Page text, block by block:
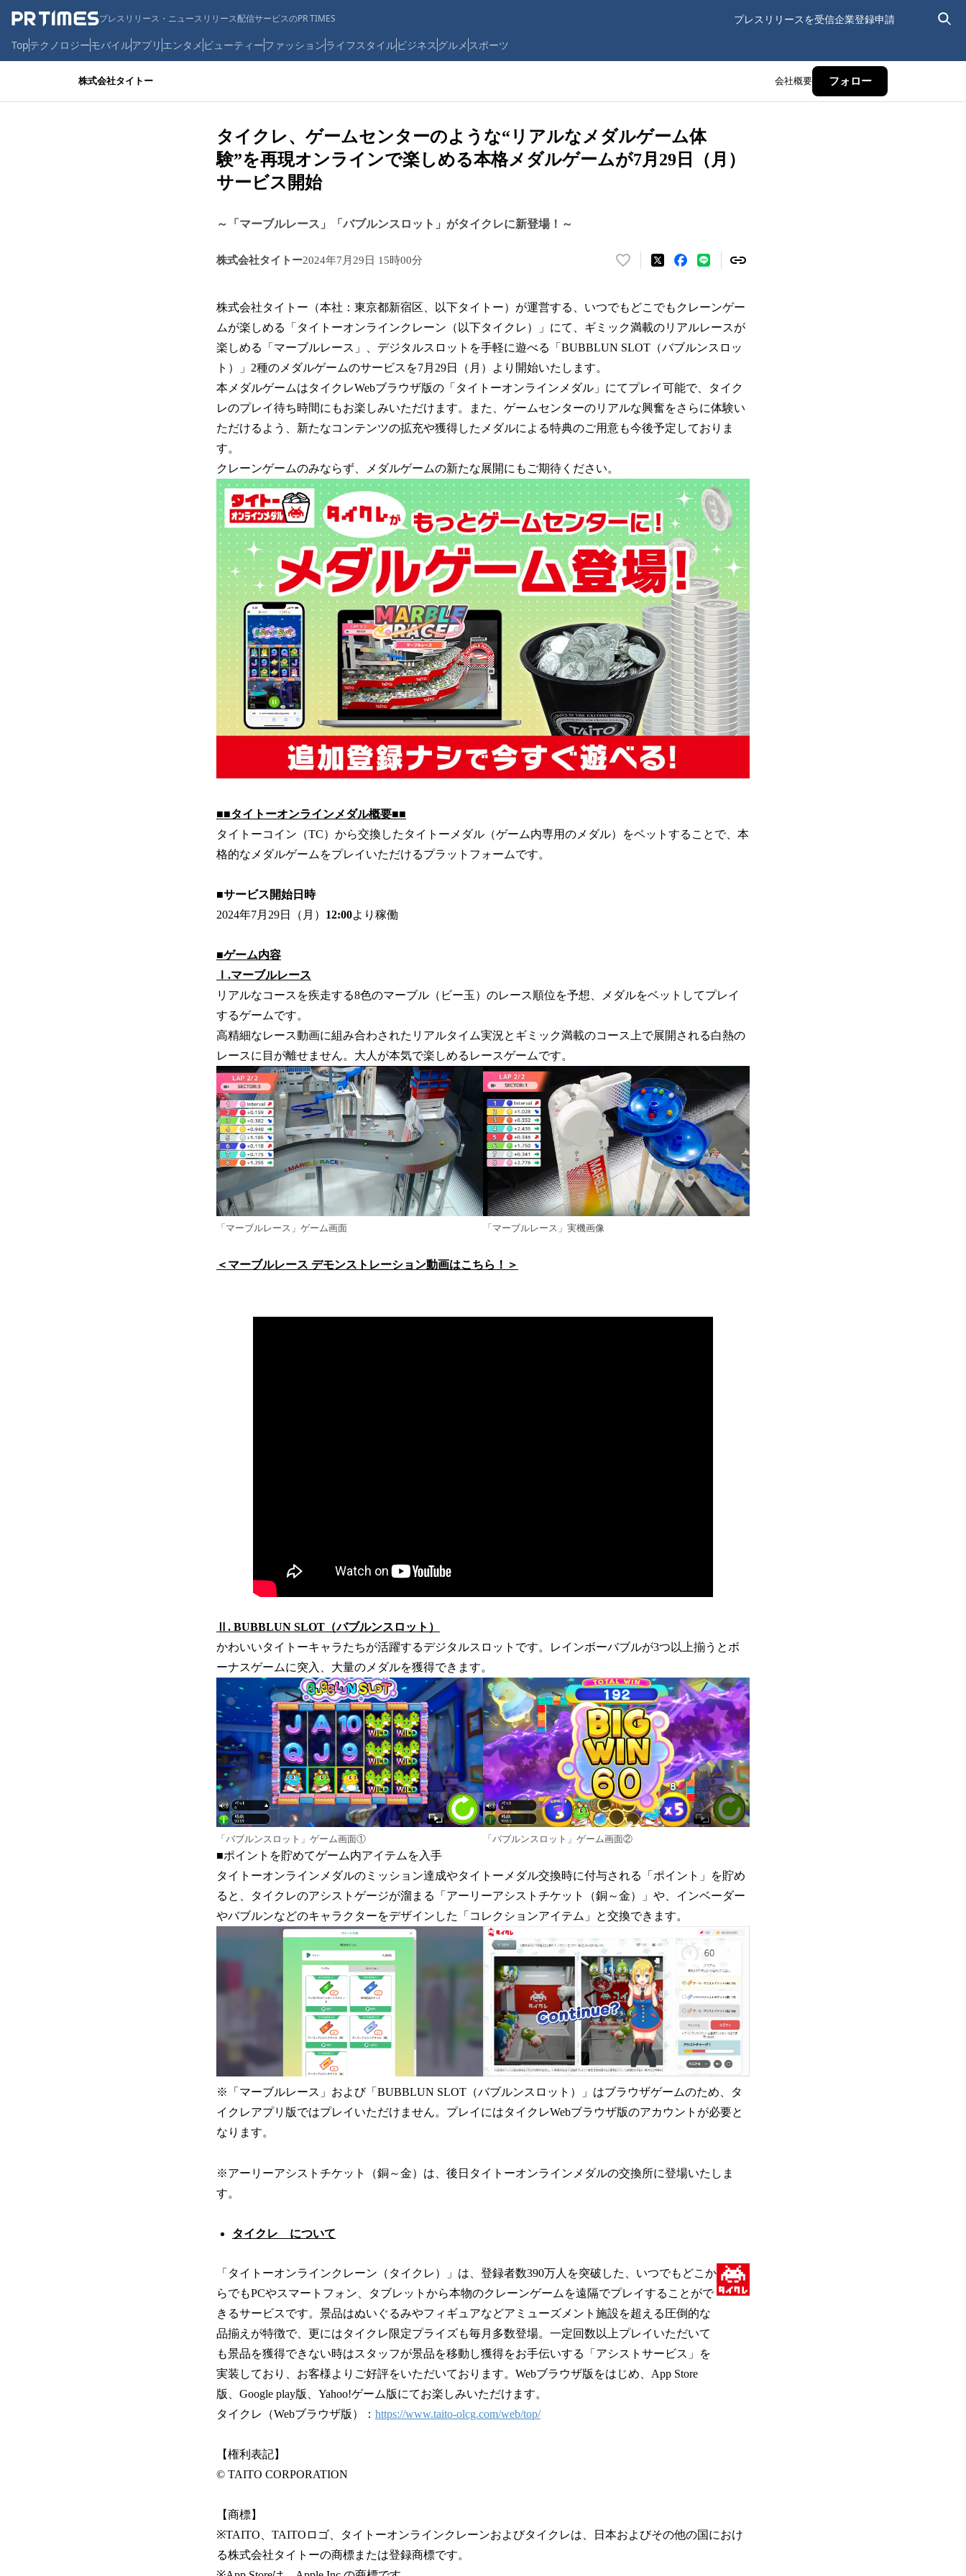
プレスリリース・ニュースリリース配信サービスのPR TIMES プレスリリースを受信企業登録申請
Topテクノロジーモバイルアプリ エンタメ ビューティーファッションライフスタイルビジネス グルメ スポーツ
株式会社タイトー 会社概要 フォロー
タイクレ、ゲームセンターのような“リアルなメダルゲーム体
験”を再現オンラインで楽しめる本格メダルゲームが7月29日（月）
サービス開始
～「マーブルレース」「バブルンスロット」がタイクレに新登場！～
株式会社タイトー2024年7月29日 15時00分
い
！
数
を
込
み
で
株式会社タイトー（本社：東京都新宿区、以下タイトー）が運営する、いつでもどこでもクレーンゲー
ムが楽しめる「タイトーオンラインクレーン（以下タイクレ）」にて、ギミック満載のリアルレースが
楽しめる「マーブルレース」、デジタルスロットを手軽に遊べる「BUBBLUN SLOT（バブルンスロッ
ト）」2種のメダルゲームのサービスを7月29日（月）より開始いたします。
本メダルゲームはタイクレWebブラウザ版の「タイトーオンラインメダル」にてプレイ可能で、タイク
レのプレイ待ち時間にもお楽しみいただけます。また、ゲームセンターのリアルな興奮をさらに体験い
ただけるよう、新たなコンテンツの拡充や獲得したメダルによる特典のご用意も今後予定しておりま
す。
クレーンゲームのみならず、メダルゲームの新たな展開にもご期待ください。
■■タイトーオンラインメダル概要■■
タイトーコイン（TC）から交換したタイトーメダル（ゲーム内専用のメダル）をベットすることで、本
格的なメダルゲームをプレイいただけるプラットフォームです。
■サービス開始日時
2024年7月29日（月） 12:00より稼働
■ゲーム内容
Ⅰ.マーブルレース
リアルなコースを疾走する8色のマーブル（ビー玉）のレース順位を予想、メダルをベットしてプレイ
するゲームです。
高精細なレース動画に組み合わされたリアルタイム実況とギミック満載のコース上で展開される白熱の
レースに目が離せません。大人が本気で楽しめるレースゲームです。
「マーブルレース」ゲーム画面 「マーブルレース」実機画像
＜マーブルレース デモンストレーション動画はこちら！＞
Ⅱ. BUBBLUN SLOT（バブルンスロット）
かわいいタイトーキャラたちが活躍するデジタルスロットです。レインボーバブルが3つ以上揃うとボ
ーナスゲームに突入、大量のメダルを獲得できます。
「バブルンスロット」ゲーム画面① 「バブルンスロット」ゲーム画面②
■ポイントを貯めてゲーム内アイテムを入手
タイトーオンラインメダルのミッション達成やタイトーメダル交換時に付与される「ポイント」を貯め
ると、タイクレのアシストゲージが溜まる「アーリーアシストチケット（銅～金）」や、インベーダー
やバブルンなどのキャラクターをデザインした「コレクションアイテム」と交換できます。
※「マーブルレース」および「BUBBLUN SLOT（バブルンスロット）」はブラウザゲームのため、タ
イクレアプリ版ではプレイいただけません。プレイにはタイクレWebブラウザ版のアカウントが必要と
なります。
※アーリーアシストチケット（銅～金）は、後日タイトーオンラインメダルの交換所に登場いたしま
す。
タイクレ について
「タイトーオンラインクレーン（タイクレ）」は、登録者数390万人を突破した、いつでもどこか
らでもPCやスマートフォン、タブレットから本物のクレーンゲームを遠隔でプレイすることがで
きるサービスです。景品はぬいぐるみやフィギュアなどアミューズメント施設を超える圧倒的な
品揃えが特徴で、更にはタイクレ限定プライズも毎月多数登場。一定回数以上プレイいただいて
も景品を獲得できない時はスタッフが景品を移動し獲得をお手伝いする「アシストサービス」を
実装しており、お客様よりご好評をいただいております。Webブラウザ版をはじめ、App Store
版、Google play版、Yahoo!ゲーム版にてお楽しみいただけます。
タイクレ（Webブラウザ版）： https://www.taito-olcg.com/web/top/
【権利表記】
© TAITO CORPORATION
【商標】
※TAITO、TAITOロゴ、タイトーオンラインクレーンおよびタイクレは、日本およびその他の国におけ
る株式会社タイトーの商標または登録商標です。